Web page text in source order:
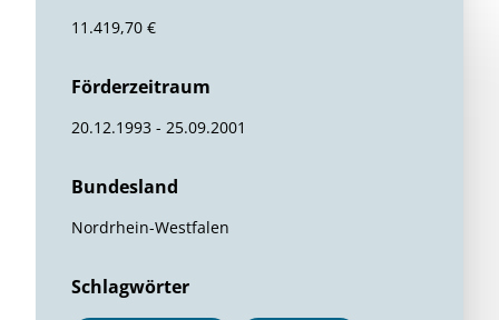
11.419,70 €
Förderzeitraum
20.12.1993 - 25.09.2001
Bundesland
Nordrhein-Westfalen
Schlagwörter